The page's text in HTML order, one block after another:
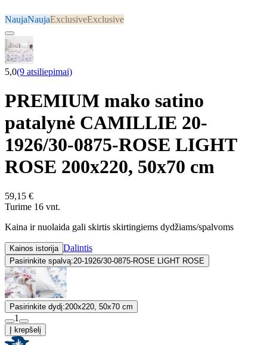
NaujaNaujaExclusiveExclusive
5,0(9 atsiliepimai)
PREMIUM mako satino
patalynė CAMILLIE 20-
1926/30-0875-ROSE LIGHT
ROSE 200x220, 50x70 cm
59,15 €
Turime 16 vnt.
Kaina ir nuolaida gali skirtis skirtingiems dydžiams/spalvoms
Kainos istorija Dalintis
Pasirinkite spalvą:20-1926/30-0875-ROSE LIGHT ROSE
Pasirinkite dydį:200x220, 50x70 cm
1
Į krepšelį